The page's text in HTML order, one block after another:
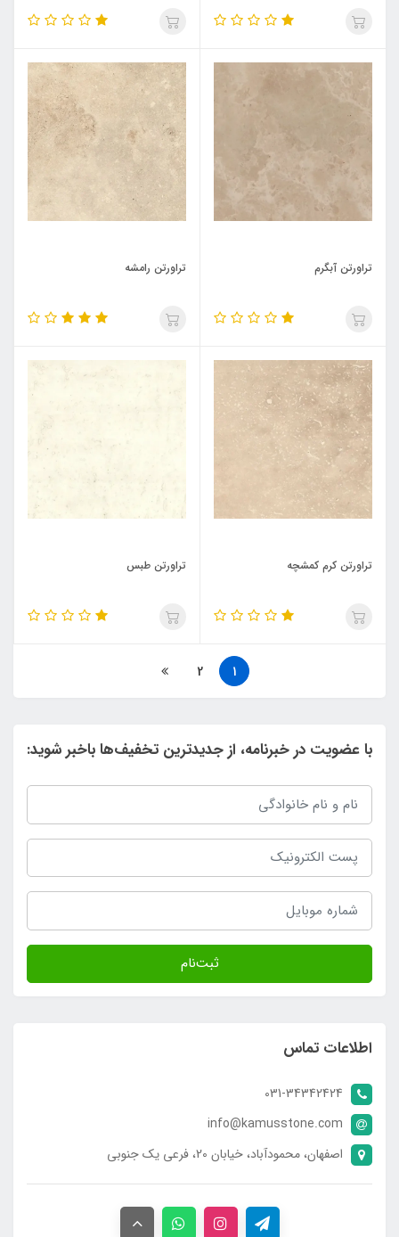
تراورتن آبگرم تراورتن رامشه
تراورتن کرم کمشچه تراورتن طبس
1
2
با عضویت در خبرنامه، از جدیدترین تخفیف‌ها باخبر شوید:
ثبت‌نام
اطلاعات تماس
031-34342424
info@kamusstone.com
اصفهان، محمودآباد، خیابان 20، فرعی یک جنوبی